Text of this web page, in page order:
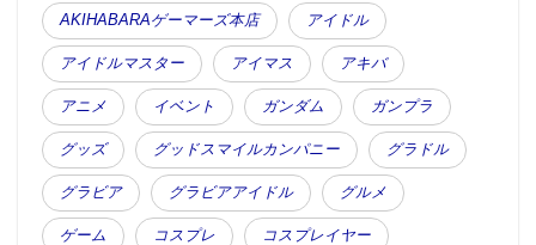
AKIHABARAゲーマーズ本店 アイドル
アイドルマスター アイマス アキバ
アニメ イベント ガンダム ガンプラ
グッズ グッドスマイルカンパニー グラドル
グラビア グラビアアイドル グルメ
ゲーム コスプレ コスプレイヤー